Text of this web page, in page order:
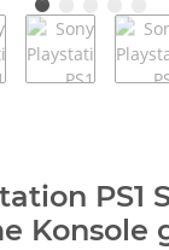
PS1
Konsole